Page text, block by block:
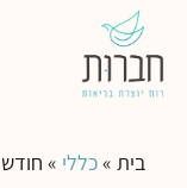
בית »כללי »